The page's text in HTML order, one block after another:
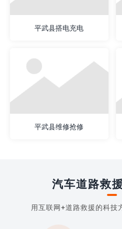
平武县搭电充电
平武县维修抢修
汽车道路救援
用互联网+道路救援的科技